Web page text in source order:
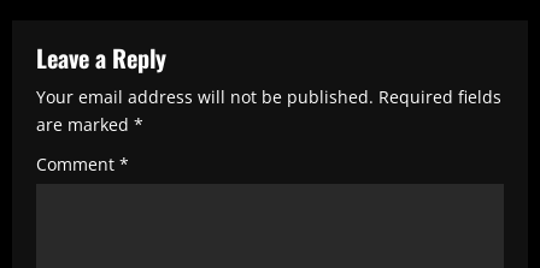
u
e
R
e
Leave a Reply
Your email address will not be published. Required fields
are marked *
Comment *